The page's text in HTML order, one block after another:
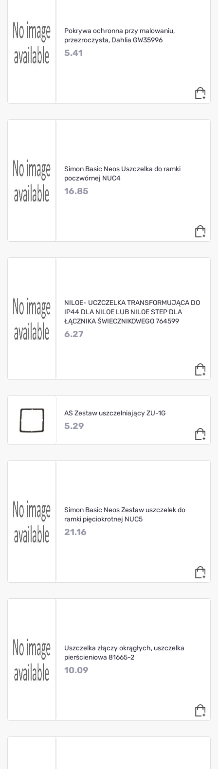
Pokrywa ochronna przy malowaniu,
przezroczysta, Dahlia GW35996
5.41
Simon Basic Neos Uszczelka do ramki
poczwórnej NUC4
16.85
NILOE- UCZCZELKA TRANSFORMUJĄCA DO
IP44 DLA NILOE LUB NILOE STEP DLA
ŁĄCZNIKA ŚWIECZNIKOWEGO 764599
6.27
AS Zestaw uszczelniający ZU-1G
5.29
Simon Basic Neos Zestaw uszczelek do
ramki pięciokrotnej NUC5
21.16
Uszczelka złączy okrągłych, uszczelka
pierścieniowa 81665-2
10.09